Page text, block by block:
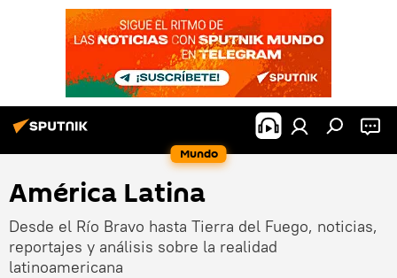
Mundo
América Latina
Desde el Río Bravo hasta Tierra del Fuego, noticias,
reportajes y análisis sobre la realidad
latinoamericana